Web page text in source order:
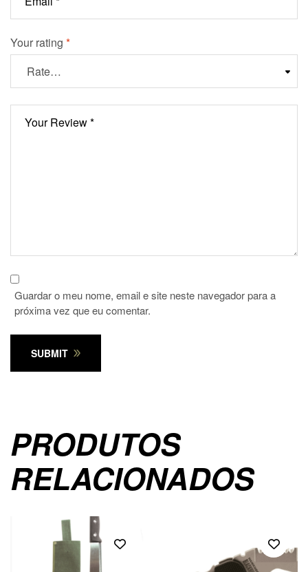
Your rating *
Guardar o meu nome, email e site neste navegador para a
próxima vez que eu comentar.
SUBMIT
PRODUTOS
RELACIONADOS